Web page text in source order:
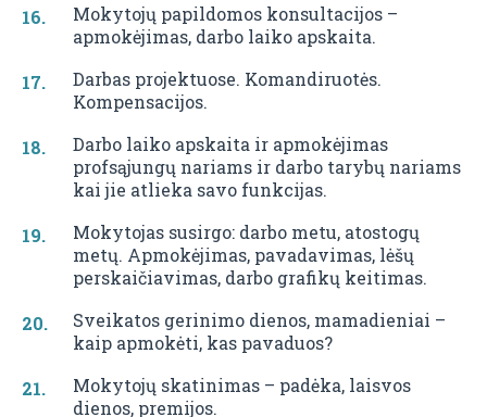
Mokytojų papildomos konsultacijos –
apmokėjimas, darbo laiko apskaita.
Darbas projektuose. Komandiruotės.
Kompensacijos.
Darbo laiko apskaita ir apmokėjimas
profsąjungų nariams ir darbo tarybų nariams
kai jie atlieka savo funkcijas.
Mokytojas susirgo: darbo metu, atostogų
metų. Apmokėjimas, pavadavimas, lėšų
perskaičiavimas, darbo grafikų keitimas.
Sveikatos gerinimo dienos, mamadieniai –
kaip apmokėti, kas pavaduos?
Mokytojų skatinimas – padėka, laisvos
dienos, premijos.